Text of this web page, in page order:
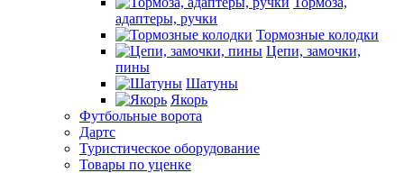
адаптеры, ручки
Тормозные колодки
Цепи, замочки,
пины
Шатуны
Якорь
Футбольные ворота
Дартс
Туристическое оборудование
Товары по уценке